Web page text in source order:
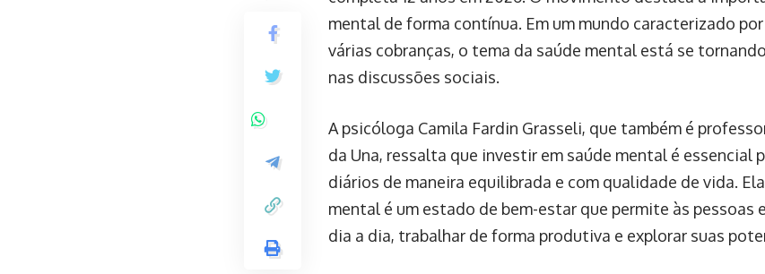
mental de forma contínua. Em um mundo caracterizado
várias cobranças, o tema da saúde mental está se
nas discussões sociais.
A psicóloga Camila Fardin Grasseli, que também é
da Una, ressalta que investir em saúde mental é essencial
diários de maneira equilibrada e com qualidade de vida.
mental é um estado de bem-estar que permite às pessoas
dia a dia, trabalhar de forma produtiva e explorar suas